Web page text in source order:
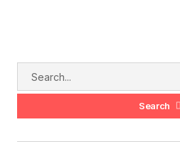
Search